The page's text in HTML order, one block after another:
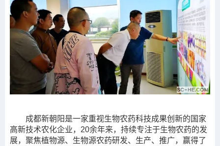
成都新朝阳是一家重视生物农药科技成果创新的国家
高新技术农化企业，20余年来，持续专注于生物农药的发
展，聚焦植物源、生物源农药研发、生产、推广，赢得了